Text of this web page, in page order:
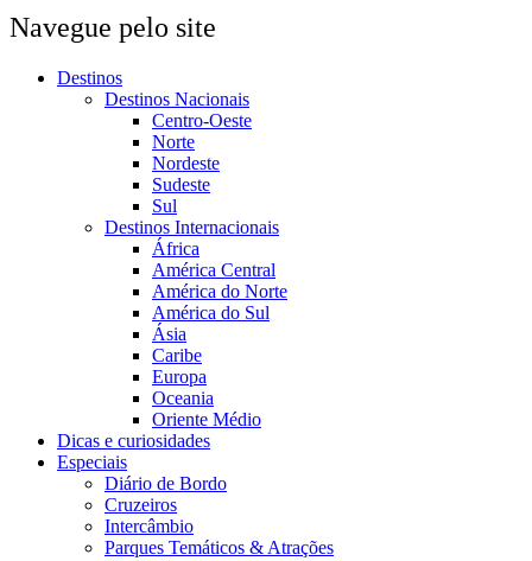
Navegue pelo site
Destinos
Destinos Nacionais
Centro-Oeste
Norte
Nordeste
Sudeste
Sul
Destinos Internacionais
África
América Central
América do Norte
América do Sul
Ásia
Caribe
Europa
Oceania
Oriente Médio
Dicas e curiosidades
Especiais
Diário de Bordo
Cruzeiros
Intercâmbio
Parques Temáticos & Atrações